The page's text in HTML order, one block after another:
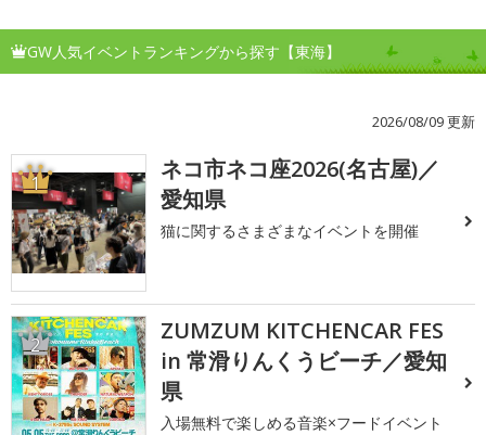
GW人気イベントランキングから探す【東海】
2026/08/09 更新
1
ネコ市ネコ座2026(名古屋)／
愛知県
猫に関するさまざまなイベントを開催
2
ZUMZUM KITCHENCAR FES
in 常滑りんくうビーチ／愛知
県
入場無料で楽しめる音楽×フードイベント